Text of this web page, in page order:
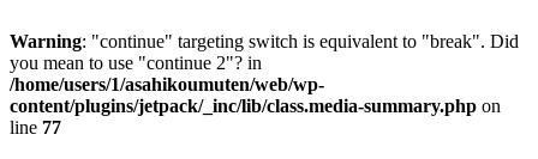
Warning: "continue" targeting switch is equivalent to "break". Did
you mean to use "continue 2"? in
/home/users/1/asahikoumuten/web/wp-
content/plugins/jetpack/_inc/lib/class.media-summary.php on
line 77